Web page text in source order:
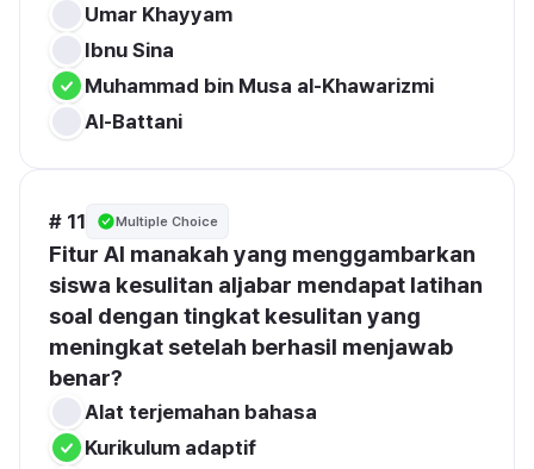
Umar Khayyam
Ibnu Sina
Muhammad bin Musa al-Khawarizmi
Al-Battani
# 11 Multiple Choice
Fitur AI manakah yang menggambarkan
siswa kesulitan aljabar mendapat latihan
soal dengan tingkat kesulitan yang
meningkat setelah berhasil menjawab
benar?
Alat terjemahan bahasa
Kurikulum adaptif